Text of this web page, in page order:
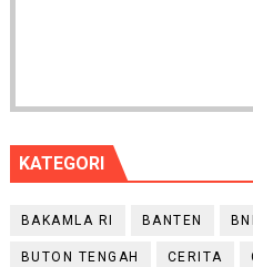
KATEGORI
BAKAMLA RI BANTEN
BUTON TENGAH CERITA